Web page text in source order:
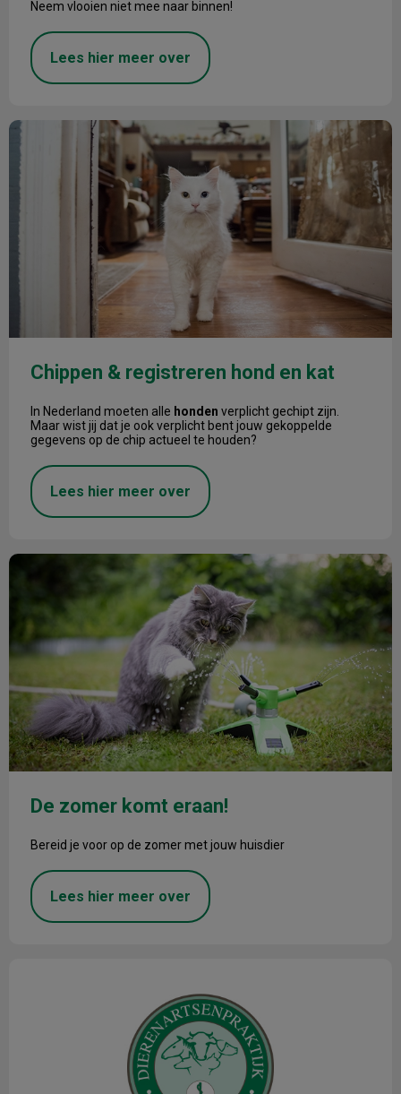
Neem vlooien niet mee naar binnen!
Lees hier meer over
Chippen & registreren hond en kat
Chippen & registreren hond en kat
In Nederland moeten alle honden verplicht gechipt zijn.
Maar wist jij dat je ook verplicht bent jouw gekoppelde
gegevens op de chip actueel te houden?
Lees hier meer over
De zomer komt eraan!
De zomer komt eraan!
Bereid je voor op de zomer met jouw huisdier
Lees hier meer over